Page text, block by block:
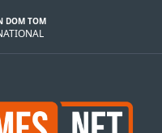
DOM TOM